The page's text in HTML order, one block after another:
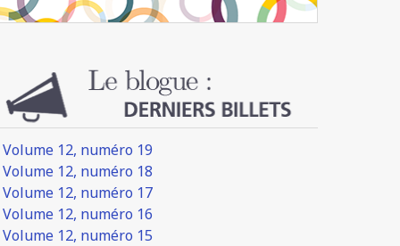
Volume 12, numéro 19
Volume 12, numéro 18
Volume 12, numéro 17
Volume 12, numéro 16
Volume 12, numéro 15